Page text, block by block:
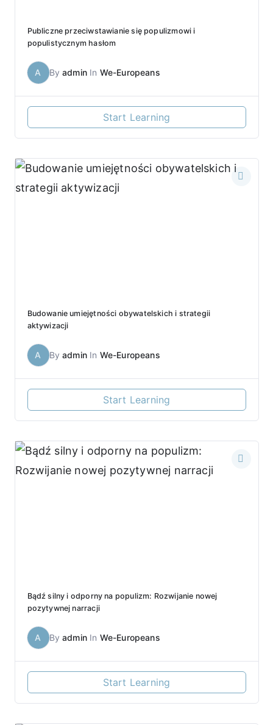
Publiczne przeciwstawianie się populizmowi i
populistycznym hasłom
A ByadminIn We-Europeans
Start Learning
Budowanie umiejętności obywatelskich i strategii
aktywizacji
A ByadminIn We-Europeans
Start Learning
Bądź silny i odporny na populizm: Rozwijanie nowej
pozytywnej narracji
A ByadminIn We-Europeans
Start Learning